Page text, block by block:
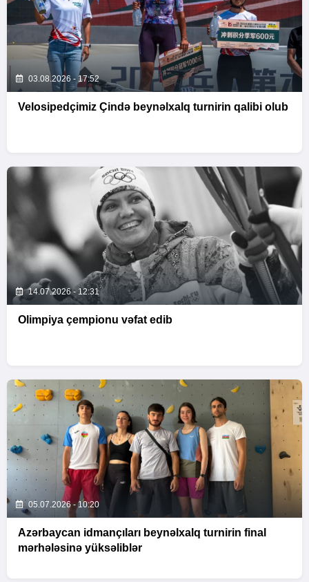
03.08.2026 - 17:52
Velosipedçimiz Çində beynəlxalq turnirin qalibi olub
14.07.2026 - 12:31
Olimpiya çempionu vəfat edib
05.07.2026 - 10:20
Azərbaycan idmançıları beynəlxalq turnirin final
mərhələsinə yüksəliblər